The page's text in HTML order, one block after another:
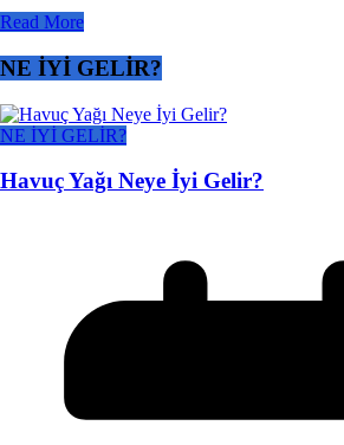
Read More
NE İYİ GELİR?
NE İYİ GELİR?
Havuç Yağı Neye İyi Gelir?